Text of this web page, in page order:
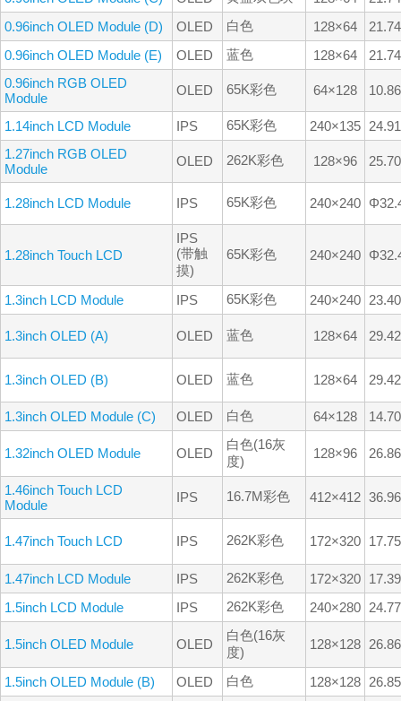
0.96inch OLED Module (D)
OLED 白色 128×64
0.96inch OLED Module (E)
OLED 蓝色 128×64
0.96inch RGB OLED
Module
OLED 65K彩色 64×128
1.14inch LCD Module IPS 65K彩色 240×135
1.27inch RGB OLED
Module
OLED 262K彩色 128×96
1.28inch LCD Module IPS 65K彩色 240×240
1.28inch Touch LCD
IPS
(带触
摸)
65K彩色 240×240
1.3inch LCD Module IPS 65K彩色 240×240
1.3inch OLED (A) OLED 蓝色 128×64
1.3inch OLED (B) OLED 蓝色 128×64
1.3inch OLED Module (C) OLED 白色 64×128
1.32inch OLED Module OLED
白色(16灰
度)
128×96
1.46inch Touch LCD
Module
IPS 16.7M彩色 412×412
1.47inch Touch LCD IPS 262K彩色 172×320
1.47inch LCD Module IPS 262K彩色 172×320
1.5inch LCD Module
IPS 262K彩色 240×280
1.5inch OLED Module OLED
白色(16灰
度)
128×128
1.5inch OLED Module (B) OLED 白色 128×128